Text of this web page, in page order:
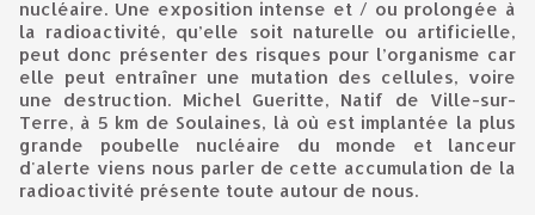
nucléaire. Une exposition intense et / ou prolongée à
la radioactivité, qu’elle soit naturelle ou artificielle,
peut donc présenter des risques pour l’organisme car
elle peut entraîner une mutation des cellules, voire
une destruction. Michel Gueritte, Natif de Ville-sur-
Terre, à 5 km de Soulaines, là où est implantée la plus
grande poubelle nucléaire du monde et lanceur
d'alerte viens nous parler de cette accumulation de la
radioactivité présente toute autour de nous.